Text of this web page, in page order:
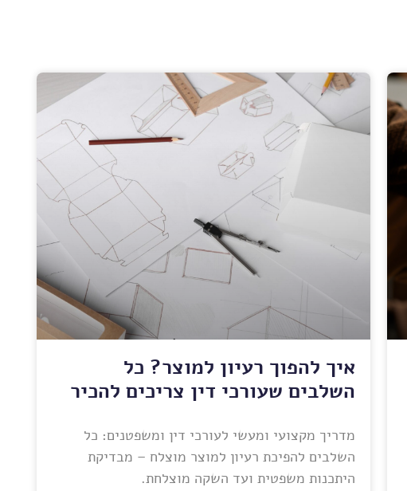
איך להפוך רעיון למוצר? כל
השלבים שעורכי דין צריכים להכיר
מדריך מקצועי ומעשי לעורכי דין ומשפטנים: כל
השלבים להפיכת רעיון למוצר מוצלח – מבדיקת
היתכנות משפטית ועד השקה מוצלחת.